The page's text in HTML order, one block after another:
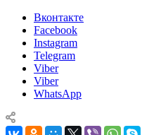
Вконтакте
Facebook
Instagram
Telegram
Viber
Viber
WhatsApp